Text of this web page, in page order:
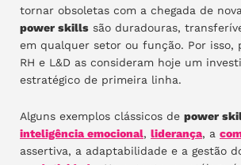
tornar obsoletas com a chegada de
power skills são duradouras,
em qualquer setor ou função. Por isso,
RH e L&D as consideram hoje um
estratégico de primeira linha.
Alguns exemplos clássicos de power
inteligência emocional, liderança, a
assertiva, a adaptabilidade e a gestão